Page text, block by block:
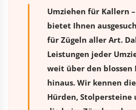
Umziehen für Kallern –
bietet Ihnen
für Zügeln aller Art.
Leistungen jeder
weit über den
hinaus. Wir kennen
Hürden, Stolpersteine